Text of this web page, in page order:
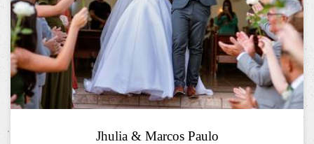
Jhulia & Marcos Paulo